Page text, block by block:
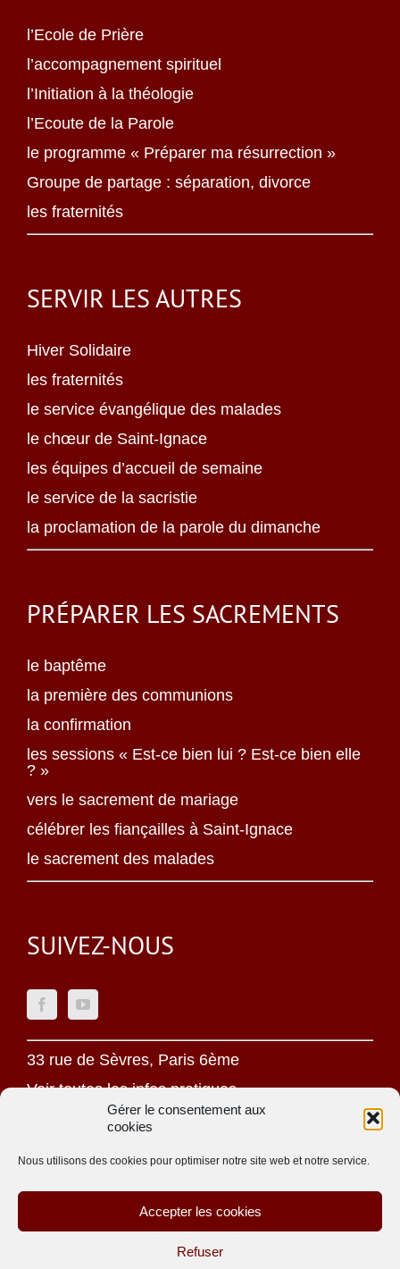
Gérer le consentement aux
cookies
Nous utilisons des cookies pour optimiser notre site web et notre service.
Accepter les cookies
Refuser
l’Ecole de Prière
l’accompagnement spirituel
l’Initiation à la théologie
l’Ecoute de la Parole
le programme « Préparer ma résurrection »
Groupe de partage : séparation, divorce
les fraternités
SERVIR LES AUTRES
Hiver Solidaire
les fraternités
le service évangélique des malades
le chœur de Saint-Ignace
les équipes d’accueil de semaine
le service de la sacristie
la proclamation de la parole du dimanche
PRÉPARER LES SACREMENTS
le baptême
la première des communions
la confirmation
les sessions « Est-ce bien lui ? Est-ce bien elle
? »
vers le sacrement de mariage
célébrer les fiançailles à Saint-Ignace
le sacrement des malades
SUIVEZ-NOUS
33 rue de Sèvres, Paris 6ème
Voir toutes les infos pratiques
Mentions légales
Politique de confidentialité
Une oeuvre jésuite
Site réalisé parACCK